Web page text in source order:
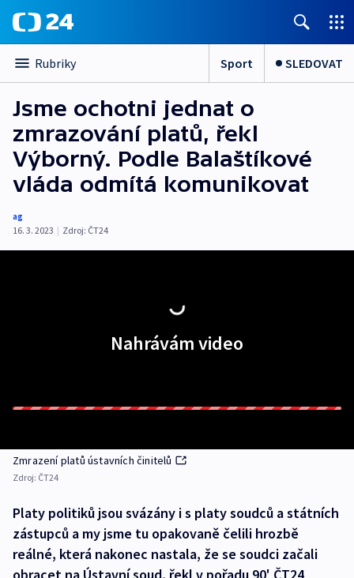
Rubriky Sport SLEDOVAT
Jsme ochotni jednat o
zmrazování platů, řekl
Výborný. Podle Balaštíkové
vláda odmítá komunikovat
ag
16. 3. 2023 | Zdroj: ČT24
Nahrávám video
Zmrazení platů ústavních činitelů
Zdroj: ČT24
Platy politiků jsou svázány i s platy soudců a státních
zástupců a my jsme tu opakovaně čelili hrozbě
reálné, která nakonec nastala, že se soudci začali